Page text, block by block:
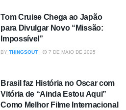
Tom Cruise Chega ao Japão
para Divulgar Novo “Missão:
Impossível”
BY THINGSOUT 7 DE MAIO DE 2025
Brasil faz História no Oscar com
Vitória de “Ainda Estou Aqui”
Como Melhor Filme Internacional